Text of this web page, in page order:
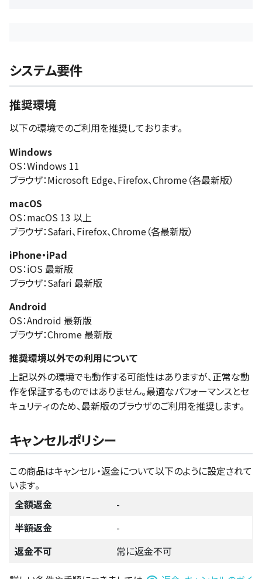
システム要件
推奨環境
以下の環境でのご利用を推奨しております。
Windows
OS：Windows 11
ブラウザ：Microsoft Edge、Firefox、Chrome（各最新版）
macOS
OS：macOS 13 以上
ブラウザ：Safari、Firefox、Chrome（各最新版）
iPhone・iPad
OS：iOS 最新版
ブラウザ：Safari 最新版
Android
OS：Android 最新版
ブラウザ：Chrome 最新版
推奨環境以外での利用について
上記以外の環境でも動作する可能性はありますが、正常な動
作を保証するものではありません。最適なパフォーマンスとセ
キュリティのため、最新版のブラウザのご利用を推奨します。
キャンセルポリシー
この商品はキャンセル・返金について以下のように設定されて
います。
全額返金
-
半額返金
-
返金不可
常に返金不可